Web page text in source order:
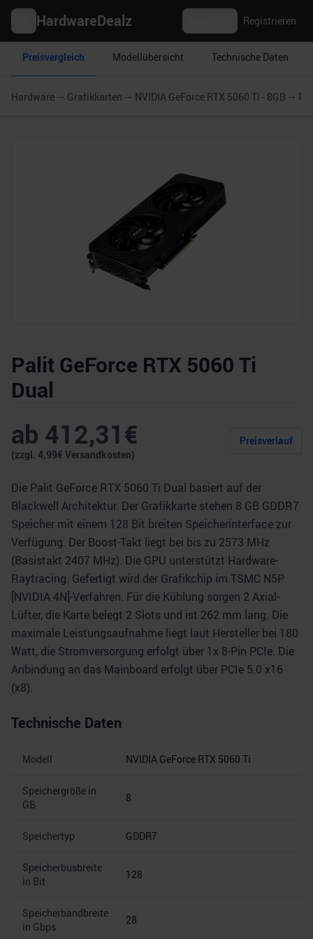
HardwareDealz Registrieren
Preisvergleich Modellübersicht Technische Daten
Hardware Grafikkarten NVIDIA GeForce RTX 5060 Ti - 8GB
Palit GeForce RTX 5060 Ti
Dual
ab 412,31€
(zzgl. 4,99€ Versandkosten)
Preisverlauf
Die Palit GeForce RTX 5060 Ti Dual basiert auf der
Blackwell Architektur. Der Grafikkarte stehen 8 GB GDDR7
Speicher mit einem 128 Bit breiten Speicherinterface zur
Verfügung. Der Boost-Takt liegt bei bis zu 2573 MHz
(Basistakt 2407 MHz). Die GPU unterstützt Hardware-
Raytracing. Gefertigt wird der Grafikchip im TSMC N5P
[NVIDIA 4N]-Verfahren. Für die Kühlung sorgen 2 Axial-
Lüfter, die Karte belegt 2 Slots und ist 262 mm lang. Die
maximale Leistungsaufnahme liegt laut Hersteller bei 180
Watt, die Stromversorgung erfolgt über 1x 8-Pin PCIe. Die
Anbindung an das Mainboard erfolgt über PCIe 5.0 x16
(x8).
Technische Daten
Modell NVIDIA GeForce RTX 5060 Ti
Speichergröße in
GB
8
Speichertyp GDDR7
Speicherbusbreite
in Bit
128
Speicherbandbreite
in Gbps
28